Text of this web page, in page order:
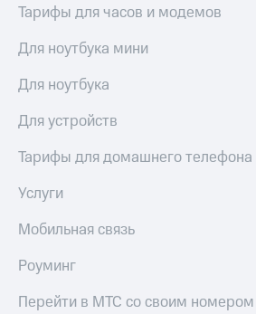
Тарифы для часов и модемов
Для ноутбука мини
Для ноутбука
Для устройств
Тарифы для домашнего телефона
Услуги
Мобильная связь
Роуминг
Перейти в МТС со своим номером